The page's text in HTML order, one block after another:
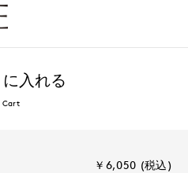
入れる
Cart
￥6,050 (税込)